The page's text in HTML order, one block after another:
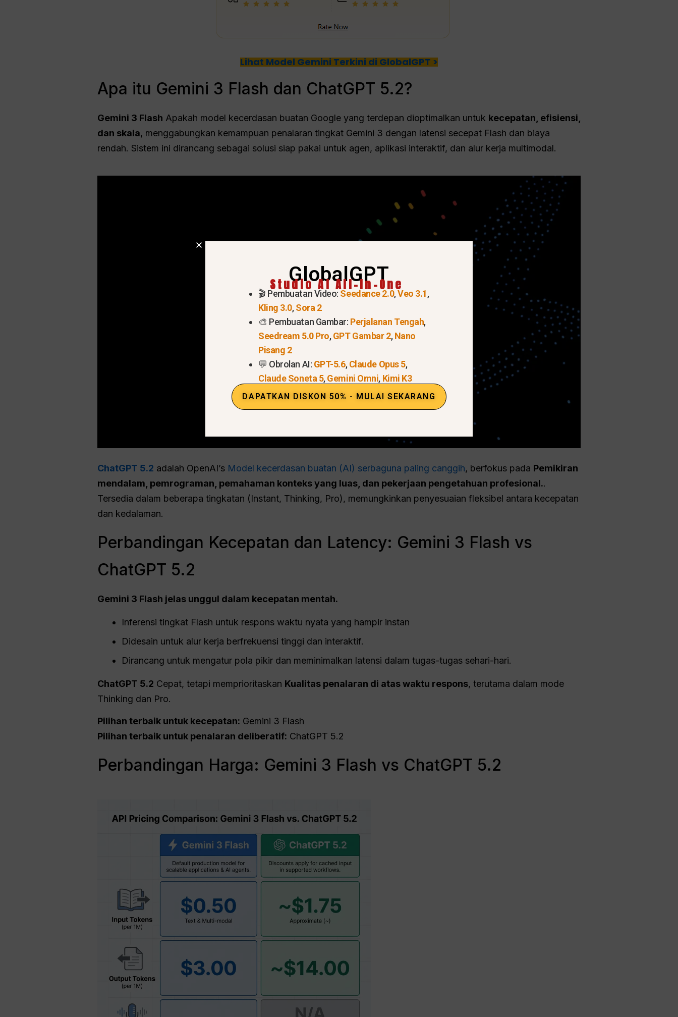
Lihat Model Gemini Terkini di GlobalGPT >
Apa itu Gemini 3 Flash dan ChatGPT 5.2?
Gemini 3 Flash Apakah model kecerdasan buatan Google yang terdepan dioptimalkan untuk kecepatan, efisiensi,
dan skala, menggabungkan kemampuan penalaran tingkat Gemini 3 dengan latensi secepat Flash dan biaya
rendah. Sistem ini dirancang sebagai solusi siap pakai untuk agen, aplikasi interaktif, dan alur kerja multimodal.
ChatGPT 5.2 adalah OpenAI’s Model kecerdasan buatan (AI) serbaguna paling canggih, berfokus pada Pemikiran
mendalam, pemrograman, pemahaman konteks yang luas, dan pekerjaan pengetahuan profesional..
Tersedia dalam beberapa tingkatan (Instant, Thinking, Pro), memungkinkan penyesuaian fleksibel antara kecepatan
dan kedalaman.
Perbandingan Kecepatan dan Latency: Gemini 3 Flash vs
ChatGPT 5.2
Gemini 3 Flash jelas unggul dalam kecepatan mentah.
Inferensi tingkat Flash untuk respons waktu nyata yang hampir instan
Didesain untuk alur kerja berfrekuensi tinggi dan interaktif.
Dirancang untuk mengatur pola pikir dan meminimalkan latensi dalam tugas-tugas sehari-hari.
ChatGPT 5.2 Cepat, tetapi memprioritaskan Kualitas penalaran di atas waktu respons, terutama dalam mode
Thinking dan Pro.
Pilihan terbaik untuk kecepatan: Gemini 3 Flash
Pilihan terbaik untuk penalaran deliberatif: ChatGPT 5.2
Perbandingan Harga: Gemini 3 Flash vs ChatGPT 5.2
GlobalGPT
Studio AI All-In-One
🎬 Pembuatan Video: Seedance 2.0,Veo 3.1,
Kling 3.0,Sora 2
🎨 Pembuatan Gambar: Perjalanan Tengah,
Seedream 5.0 Pro,GPT Gambar 2,Nano
Pisang 2
💬 Obrolan AI: GPT-5.6,Claude Opus 5,
Claude Soneta 5,Gemini Omni, Kimi K3
DAPATKAN DISKON 50% - MULAI SEKARANG